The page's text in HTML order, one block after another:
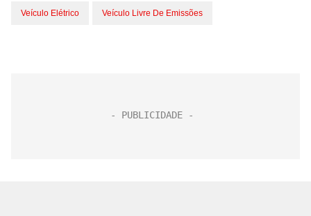
Veículo Elétrico Veículo Livre De Emissões